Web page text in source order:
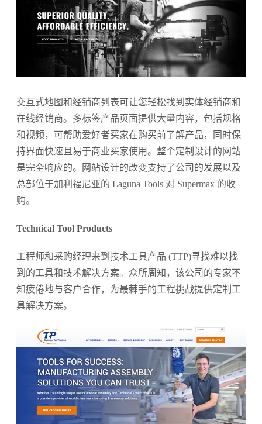
交互式地图和经销商列表可让您轻松找到实体经销商和
在线经销商。多标签产品页面提供大量内容，包括规格
和视频，可帮助爱好者买家在购买前了解产品，同时保
持界面快速且易于商业买家使用。整个定制设计的网站
是完全响应的。网站设计的改变支持了公司的发展以及
总部位于加利福尼亚的 Laguna Tools 对 Supermax 的收
购。
Technical Tool Products
工程师和采购经理来到技术工具产品 (TTP)寻找难以找
到的工具和技术解决方案。众所周知，该公司的专家不
知疲倦地与客户合作，为最棘手的工程挑战提供定制工
具解决方案。